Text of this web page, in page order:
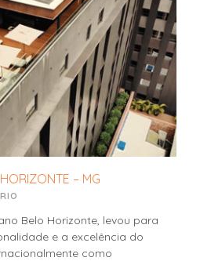
– MG
Belo Horizonte, levou para
e a excelência do
como